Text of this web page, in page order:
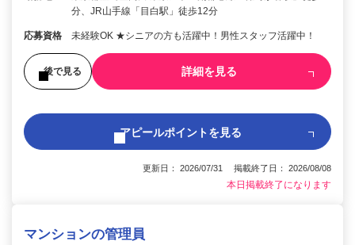
分、JR山手線「目白駅」徒歩12分
応募資格 未経験OK ★シニアの方も活躍中！男性スタッフ活躍中！
後で見る 詳細を見る
アピールポイントを見る
更新日： 2026/07/31 掲載終了日： 2026/08/08
本日掲載終了になります
マンションの管理員